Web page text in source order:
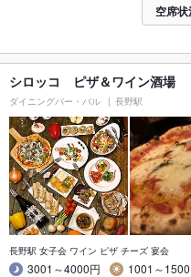
空席
シロッコ ピザ＆ワイン酒場
ダイニングバー・バル 長野駅
長野駅 女子会 ワイン ピザ チーズ 宴会
3001～4000円
1001～